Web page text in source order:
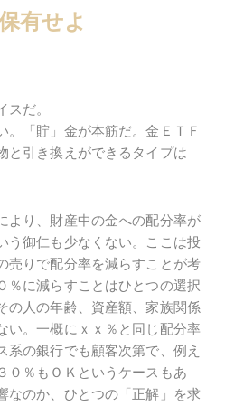
有せよ
だ。
。「貯」金が本筋だ。金ＥＴＦ
と引き換えができるタイプは
より、財産中の金への配分率が
う御仁も少なくない。ここは投
売りで配分率を減らすことが考
％に減らすことはひとつの選択
の人の年齢、資産額、家族関係
い。一概にｘｘ％と同じ配分率
系の銀行でも顧客次第で、例え
０％もＯＫというケースもあ
なのか、ひとつの「正解」を求